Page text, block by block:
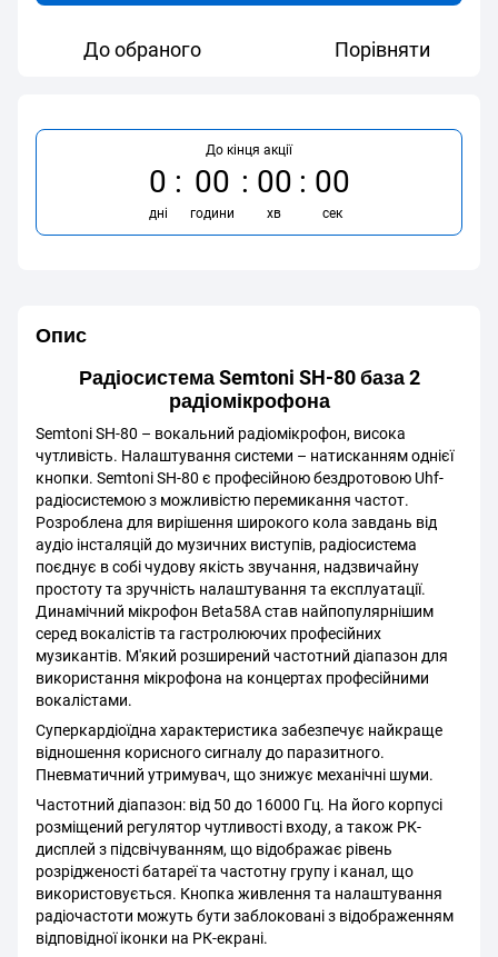
До обраного Порівняти
До кінця акції
0
дні
00
години
00
хв
00
сек
Опис
Радіосистема Semtoni SH-80 база 2
радіомікрофона
Semtoni SH-80 – вокальний радіомікрофон, висока
чутливість. Налаштування системи – натисканням однієї
кнопки. Semtoni SH-80 є професійною бездротовою Uhf-
радіосистемою з можливістю перемикання частот.
Розроблена для вирішення широкого кола завдань від
аудіо інсталяцій до музичних виступів, радіосистема
поєднує в собі чудову якість звучання, надзвичайну
простоту та зручність налаштування та експлуатації.
Динамічний мікрофон Beta58A став найпопулярнішим
серед вокалістів та гастролюючих професійних
музикантів. М'який розширений частотний діапазон для
використання мікрофона на концертах професійними
вокалістами.
Суперкардіоїдна характеристика забезпечує найкраще
відношення корисного сигналу до паразитного.
Пневматичний утримувач, що знижує механічні шуми.
Частотний діапазон: від 50 до 16000 Гц. На його корпусі
розміщений регулятор чутливості входу, а також РК-
дисплей з підсвічуванням, що відображає рівень
розрідженості батареї та частотну групу і канал, що
використовується. Кнопка живлення та налаштування
радіочастоти можуть бути заблоковані з відображенням
відповідної іконки на РК-екрані.